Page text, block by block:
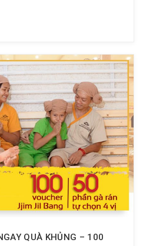
TỤ NHỮNG GƯƠNG MẶT
GOLDEN LOTUS
mình có nằm trong top
của tuần vừa qua không
thần nhận quà nhé~
QUÀ KHỦNG – 100